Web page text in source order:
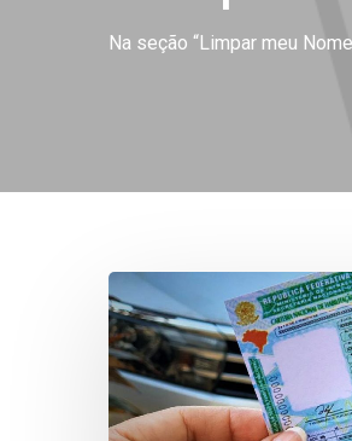
Na seção “Limpar meu